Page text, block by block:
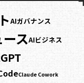
AIガバナンス
スAIビジネス
Claude Cowork